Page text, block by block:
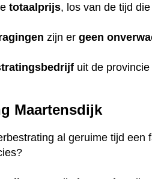
totaalprijs, los van de tijd
zijn ergeen
uit de provincie
Maartensdijk
al geruime tijd een